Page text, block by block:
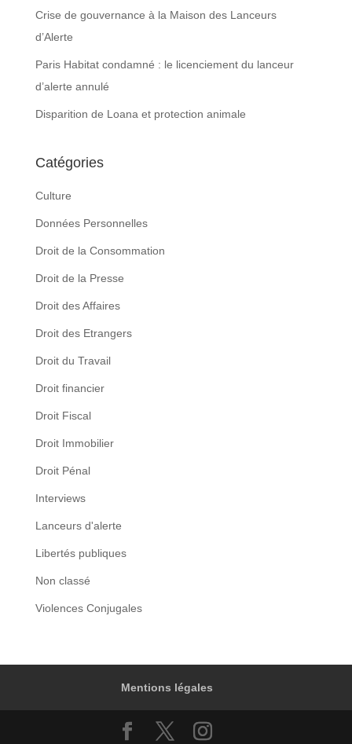
Crise de gouvernance à la Maison des Lanceurs
d’Alerte
Paris Habitat condamné : le licenciement du lanceur
d’alerte annulé
Disparition de Loana et protection animale
Catégories
Culture
Données Personnelles
Droit de la Consommation
Droit de la Presse
Droit des Affaires
Droit des Etrangers
Droit du Travail
Droit financier
Droit Fiscal
Droit Immobilier
Droit Pénal
Interviews
Lanceurs d'alerte
Libertés publiques
Non classé
Violences Conjugales
Mentions légales